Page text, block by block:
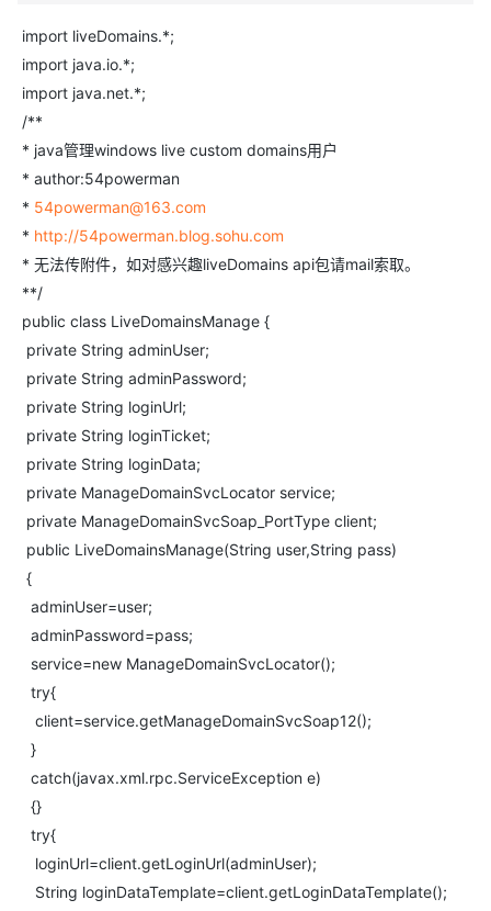
import liveDomains.*;
import java.io.*;
import java.net.*;
/**
* java管理windows live custom domains用户
* author:54powerman
* 54powerman@163.com
* http://54powerman.blog.sohu.com
* 无法传附件，如对感兴趣liveDomains api包请mail索取。
**/
public class LiveDomainsManage {
private String adminUser;
private String adminPassword;
private String loginUrl;
private String loginTicket;
private String loginData;
private ManageDomainSvcLocator service;
private ManageDomainSvcSoap_PortType client;
public LiveDomainsManage(String user,String pass)
{
adminUser=user;
adminPassword=pass;
service=new ManageDomainSvcLocator();
try{
client=service.getManageDomainSvcSoap12();
}
catch(javax.xml.rpc.ServiceException e)
{}
try{
loginUrl=client.getLoginUrl(adminUser);
String loginDataTemplate=client.getLoginDataTemplate();